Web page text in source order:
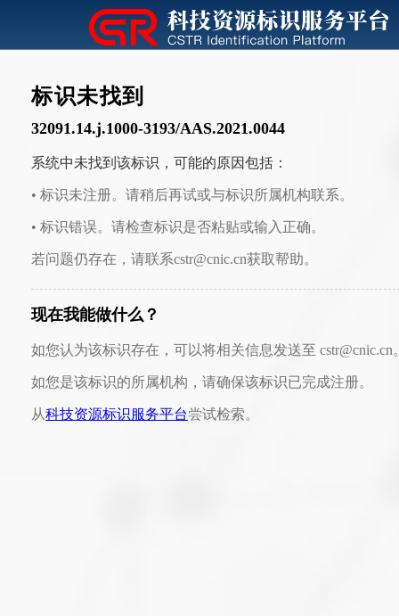
标识未找到
32091.14.j.1000-3193/AAS.2021.0044
系统中未找到该标识，可能的原因包括：
• 标识未注册。请稍后再试或与标识所属机构联系。
• 标识错误。请检查标识是否粘贴或输入正确。
若问题仍存在，请联系cstr@cnic.cn获取帮助。
现在我能做什么？
如您认为该标识存在，可以将相关信息发送至 cstr@cnic.cn
如您是该标识的所属机构，请确保该标识已完成注册。
从科技资源标识服务平台尝试检索。